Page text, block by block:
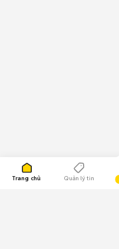
Trang chủ Quản lý tin